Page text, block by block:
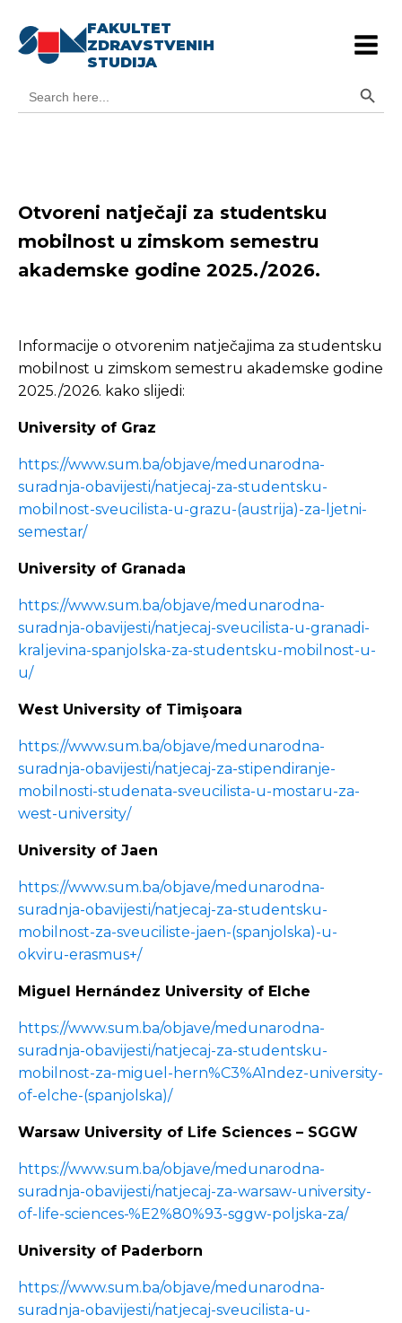
FAKULTET
ZDRAVSTVENIH
STUDIJA
for:
Otvoreni natječaji za studentsku
mobilnost u zimskom semestru
akademske godine 2025./2026.
Informacije o otvorenim natječajima za studentsku
mobilnost u zimskom semestru akademske godine
2025./2026. kako slijedi:
University of Graz
https://www.sum.ba/objave/medunarodna-
suradnja-obavijesti/natjecaj-za-studentsku-
mobilnost-sveucilista-u-grazu-(austrija)-za-ljetni-
semestar/
University of Granada
https://www.sum.ba/objave/medunarodna-
suradnja-obavijesti/natjecaj-sveucilista-u-granadi-
kraljevina-spanjolska-za-studentsku-mobilnost-u-
u/
West University of Timişoara
https://www.sum.ba/objave/medunarodna-
suradnja-obavijesti/natjecaj-za-stipendiranje-
mobilnosti-studenata-sveucilista-u-mostaru-za-
west-university/
University of Jaen
https://www.sum.ba/objave/medunarodna-
suradnja-obavijesti/natjecaj-za-studentsku-
mobilnost-za-sveuciliste-jaen-(spanjolska)-u-
okviru-erasmus+/
Miguel Hernández University of Elche
https://www.sum.ba/objave/medunarodna-
suradnja-obavijesti/natjecaj-za-studentsku-
mobilnost-za-miguel-hern%C3%A1ndez-university-
of-elche-(spanjolska)/
Warsaw University of Life Sciences – SGGW
https://www.sum.ba/objave/medunarodna-
suradnja-obavijesti/natjecaj-za-warsaw-university-
of-life-sciences-%E2%80%93-sggw-poljska-za/
University of Paderborn
https://www.sum.ba/objave/medunarodna-
suradnja-obavijesti/natjecaj-sveucilista-u-